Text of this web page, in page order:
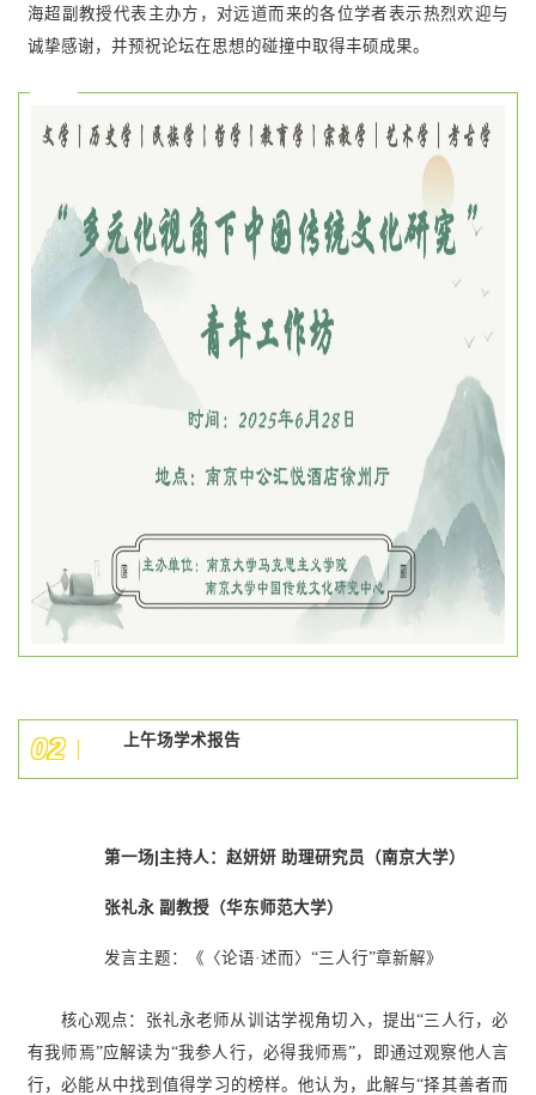
海超副教授代表主办方，对远道而来的各位学者表示热烈欢迎与
诚挚感谢，并预祝论坛在思想的碰撞中取得丰硕成果。
02 上午场学术报告
第一场|主持人：赵妍妍 助理研究员（南京大学）
张礼永 副教授（华东师范大学）
发言主题：《〈论语·述而〉“三人行”章新解》
核心观点：张礼永老师从训诂学视角切入，提出“三人行，必
有我师焉”应解读为“我参人行，必得我师焉”，即通过观察他人言
行，必能从中找到值得学习的榜样。他认为，此解与“择其善者而